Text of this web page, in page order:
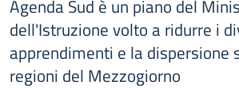
Agenda Sud è un piano del
dell'Istruzione volto a ridurre i
apprendimenti e la dispersione
regioni del Mezzogiorno